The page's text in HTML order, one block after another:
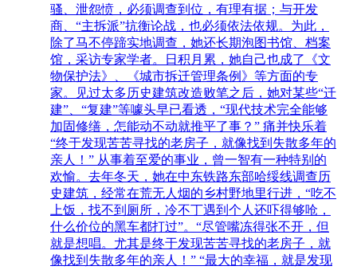
骚、泄怨愤，必须调查到位，有理有据；与开发
商、“主拆派”抗衡论战，也必须依法依规。为此，
除了马不停蹄实地调查，她还长期泡图书馆、档案
馆，采访专家学者。日积月累，她自己也成了《文
物保护法》、《城市拆迁管理条例》等方面的专
家。见过太多历史建筑改造败笔之后，她对某些“迁
建”、“复建”等噱头早已看透，“现代技术完全能够
加固修缮，怎能动不动就推平了事？” 痛并快乐着
“终于发现苦苦寻找的老房子，就像找到失散多年的
亲人！” 从事着至爱的事业，曾一智有一种特别的
欢愉。去年冬天，她在中东铁路东部哈绥线调查历
史建筑，经常在荒无人烟的乡村野地里行进，“吃不
上饭，找不到厕所，冷不丁遇到个人还吓得够呛，
什么价位的黑车都打过”。“尽管嘴冻得张不开，但
就是想唱。尤其是终于发现苦苦寻找的老房子，就
像找到失散多年的亲人！” “最大的幸福，就是发现